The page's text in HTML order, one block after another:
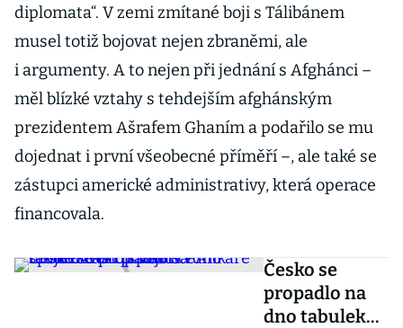
diplomata“. V zemi zmítané boji s Tálibánem
musel totiž bojovat nejen zbraněmi, ale
i argumenty. A to nejen při jednání s Afghánci –
měl blízké vztahy s tehdejším afghánským
prezidentem Ašrafem Ghaním a podařilo se mu
dojednat i první všeobecné příměří –, ale také se
zástupci americké administrativy, která operace
financovala.
Česko se
propadlo na
dno tabulek